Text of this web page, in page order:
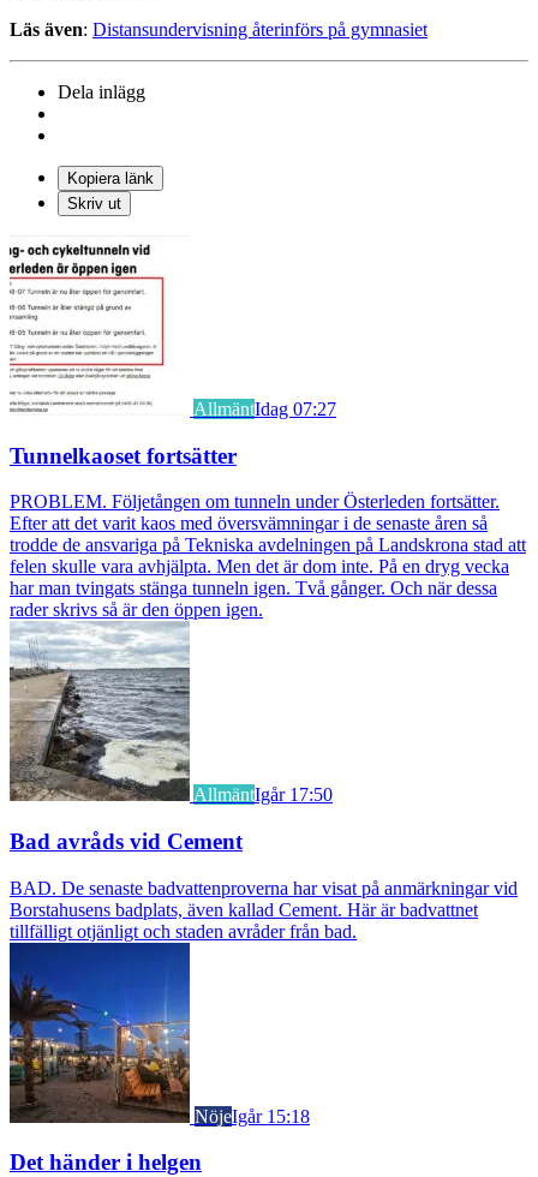
Läs även: Distansundervisning återinförs på gymnasiet
Dela inlägg
Kopiera länk
Skriv ut
AllmäntIdag 07:27
Tunnelkaoset fortsätter
PROBLEM. Följetången om tunneln under Österleden fortsätter.
Efter att det varit kaos med översvämningar i de senaste åren så
trodde de ansvariga på Tekniska avdelningen på Landskrona stad att
felen skulle vara avhjälpta. Men det är dom inte. På en dryg vecka
har man tvingats stänga tunneln igen. Två gånger. Och när dessa
rader skrivs så är den öppen igen.
AllmäntIgår 17:50
Bad avråds vid Cement
BAD. De senaste badvattenproverna har visat på anmärkningar vid
Borstahusens badplats, även kallad Cement. Här är badvattnet
tillfälligt otjänligt och staden avråder från bad.
NöjeIgår 15:18
Det händer i helgen